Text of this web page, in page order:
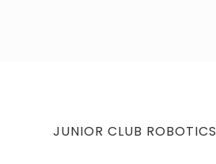
NEXT
JUNIOR CLUB ROBOTICS